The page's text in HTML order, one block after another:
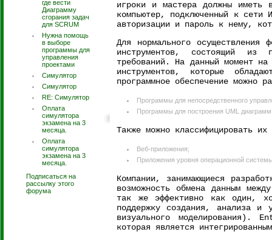
где вести
Диаграмму
сгорания задач
для SCRUM
Нужна помощь
в выборе
программы для
управления
проектами
Симулятор
Симулятор
RE: Симулятор
Оплата
симулятора
экзамена на 3
месяца.
Оплата
симулятора
экзамена на 3
месяца.
Подписаться на
рассылку этого
форума
игроки и мастера должны иметь
компьютер, подключенный к сети
авторизации и пароль к нему,
Для нормального осуществления
инструментов, состоящий из
требований. На данный момент на
инструментов, которые
программное обеспечение можно
Программы для непосредственного
Программы для построения UML
Также можно классифицировать
Веб-приложения;
Приложения уровня операционной
Компании, занимающиеся
возможность обмена данным
так же эффективно как один,
поддержку создания, анализа
визуального
которая является